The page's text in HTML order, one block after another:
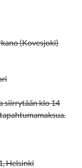
(Kovesjoki)
siirrytään klo 14
Helsinki